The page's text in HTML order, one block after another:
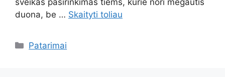
sveikas pasirinkimas tiems, kurie nori mėgautis
duona, be … Skaityti toliau
Kategorijos
Patarimai